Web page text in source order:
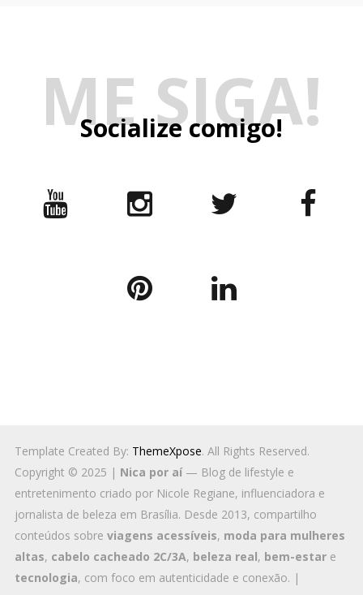
ME SIGA!
Socialize comigo!
Template Created By: ThemeXpose. All Rights Reserved.
Copyright © 2025 | Nica por aí— Blog de lifestyle e
entretenimento criado por Nicole Regiane, influenciadora e
jornalista de beleza em Brasília. Desde 2013, compartilho
conteúdos sobre viagens acessíveis, moda para mulheres
altas, cabelo cacheado 2C/3A, beleza real, bem-estare
tecnologia, com foco em autenticidade e conexão. |